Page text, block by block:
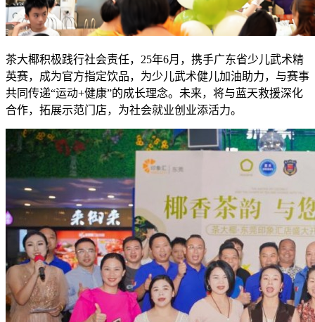
茶大椰积极践行社会责任，25年6月，携手广东省少儿武术精
英赛，成为官方指定饮品，为少儿武术健儿加油助力，与赛事
共同传递“运动+健康”的成长理念。未来，将与蓝天救援深化
合作，拓展示范门店，为社会就业创业添活力。